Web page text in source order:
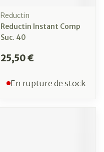
Reductin
Reductin Instant Comp
Suc. 40
25,50 €
En rupture de stock